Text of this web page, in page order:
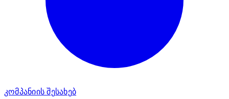
კომპანიის შესახებ